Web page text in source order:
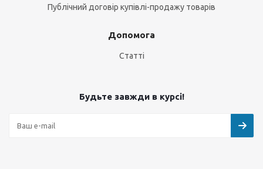
Публічний договір купівлі-продажу товарів
Допомога
Статті
Будьте завжди в курсі!